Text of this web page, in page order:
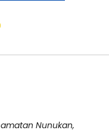
Nunukan,